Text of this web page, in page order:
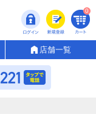
0
店舗一覧